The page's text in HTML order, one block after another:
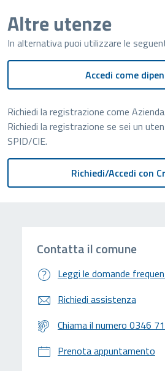
Altre utenze
In alternativa puoi utilizzare le
Accedi come
Richiedi la registrazione come
Richiedi la registrazione se sei un
SPID/CIE.
Contatta il comune
Leggi le domande
Richiedi assistenza
Chiama il numero 0346
Prenota appuntamento